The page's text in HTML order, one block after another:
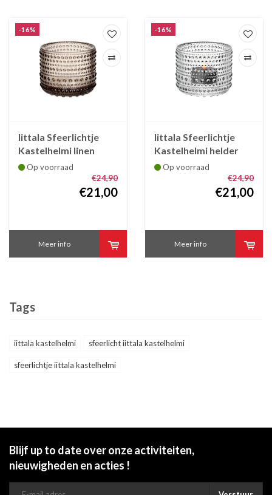
-16%
Iittala Sfeerlichtje
Kastelhelmi linen
Op voorraad
€24,90
€21,00
Meer info
-16%
Iittala Sfeerlichtje
Kastelhelmi helder
Op voorraad
€24,90
€21,00
Meer info
Tags
iittala kastelhelmi sfeerlicht iittala kastelhelmi
sfeerlichtje iittala kastelhelmi
Blijf up to date over onze activiteiten,
nieuwigheden en acties !